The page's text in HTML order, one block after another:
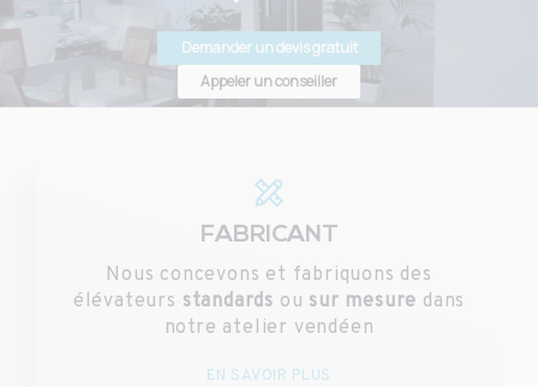
Demander un devis gratuit
Appeler un conseiller
FABRICANT
Nous concevons et fabriquons des
élévateurs standards ou sur mesure dans
notre atelier vendéen
EN SAVOIR PLUS